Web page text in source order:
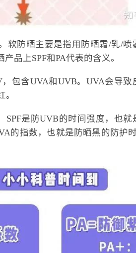
软防晒主要是指用防晒霜/乳/喷
品上SPF和PA代表的含义。
包含UVA和UVB。UVA会导致
SPF是防UVB的时间强度，也
的指数，也就是防晒黑的防护